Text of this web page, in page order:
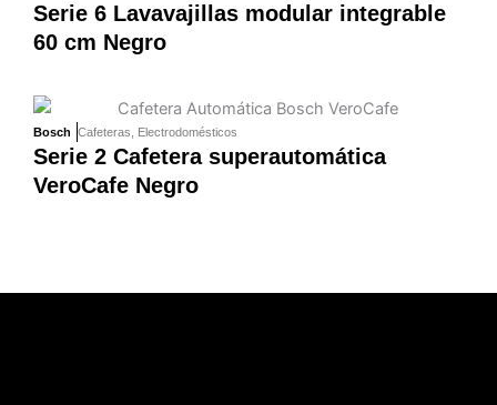
Serie 6 Lavavajillas modular integrable
60 cm Negro
Bosch Cafeteras, Electrodomésticos
Serie 2 Cafetera superautomática
VeroCafe Negro